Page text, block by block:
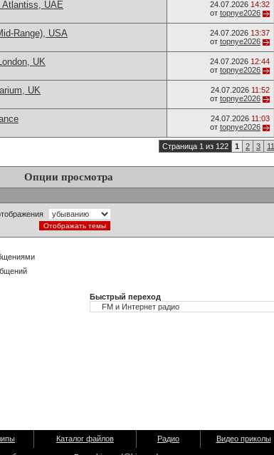
Atlantiss, UAE 24.07.2026 14:32
от topnye2026
Range), USA 24.07.2026 13:37
от topnye2026
UK 24.07.2026 12:44
от topnye2026
UK 24.07.2026 11:52
от topnye2026
24.07.2026 11:03
от topnye2026
Страница 1 из 122 1 2 3 11
Опции просмотра
Быстрый переход
Каталог файлов Радио Видео приколы